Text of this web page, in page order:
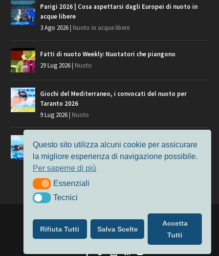
Parigi 2026 | Cosa aspettarsi dagli Europei di nuoto in
acque libere
3 Ago 2026 Nuoto in acque libere
Fatti di nuoto Weekly: Nuotatori che piangono
29 Lug 2026 Nuoto
Giochi del Mediterraneo, i convocati del nuoto per
Taranto 2026
9 Lug 2026 Nuoto
Europei di Nuoto Parigi 2026: fra veterani e giovani, chi
manca?
7 Lug 2026
Nuoto
| Alimentato da
Nuoto
MasterS Podcast Il Nuoto in Cifre
Privacy & Cookie Policy
Questo sito utilizza alcuni cookie per assicurare
la migliore esperienza di navigazione possibile.
Per saperne di più
EssenzialiEssenziali
TecniciTecnici
Rifiuta Tutti Salva Scelte
Accetta
Tutti